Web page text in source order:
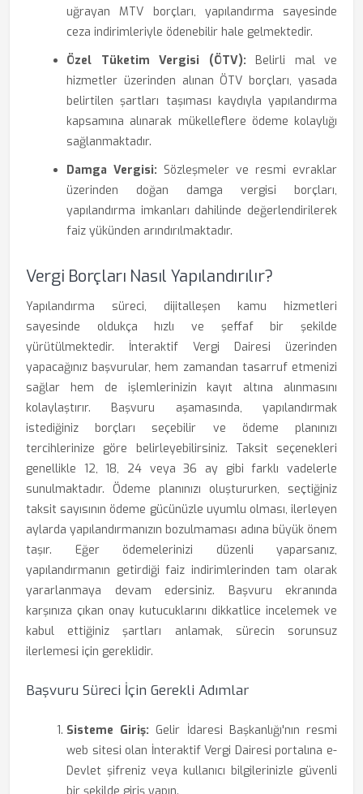
uğrayan MTV borçları, yapılandırma sayesinde
ceza indirimleriyle ödenebilir hale gelmektedir.
Özel Tüketim Vergisi (ÖTV): Belirli mal ve
hizmetler üzerinden alınan ÖTV borçları, yasada
belirtilen şartları taşıması kaydıyla yapılandırma
kapsamına alınarak mükelleflere ödeme kolaylığı
sağlanmaktadır.
Damga Vergisi: Sözleşmeler ve resmi evraklar
üzerinden doğan damga vergisi borçları,
yapılandırma imkanları dahilinde değerlendirilerek
faiz yükünden arındırılmaktadır.
Vergi Borçları Nasıl Yapılandırılır?
Yapılandırma süreci, dijitalleşen kamu hizmetleri
sayesinde oldukça hızlı ve şeffaf bir şekilde
yürütülmektedir. İnteraktif Vergi Dairesi üzerinden
yapacağınız başvurular, hem zamandan tasarruf etmenizi
sağlar hem de işlemlerinizin kayıt altına alınmasını
kolaylaştırır. Başvuru aşamasında, yapılandırmak
istediğiniz borçları seçebilir ve ödeme planınızı
tercihlerinize göre belirleyebilirsiniz. Taksit seçenekleri
genellikle 12, 18, 24 veya 36 ay gibi farklı vadelerle
sunulmaktadır. Ödeme planınızı oluştururken, seçtiğiniz
taksit sayısının ödeme gücünüzle uyumlu olması, ilerleyen
aylarda yapılandırmanızın bozulmaması adına büyük önem
taşır. Eğer ödemelerinizi düzenli yaparsanız,
yapılandırmanın getirdiği faiz indirimlerinden tam olarak
yararlanmaya devam edersiniz. Başvuru ekranında
karşınıza çıkan onay kutucuklarını dikkatlice incelemek ve
kabul ettiğiniz şartları anlamak, sürecin sorunsuz
ilerlemesi için gereklidir.
Başvuru Süreci İçin Gerekli Adımlar
Sisteme Giriş: Gelir İdaresi Başkanlığı'nın resmi
web sitesi olan İnteraktif Vergi Dairesi portalına e-
Devlet şifreniz veya kullanıcı bilgilerinizle güvenli